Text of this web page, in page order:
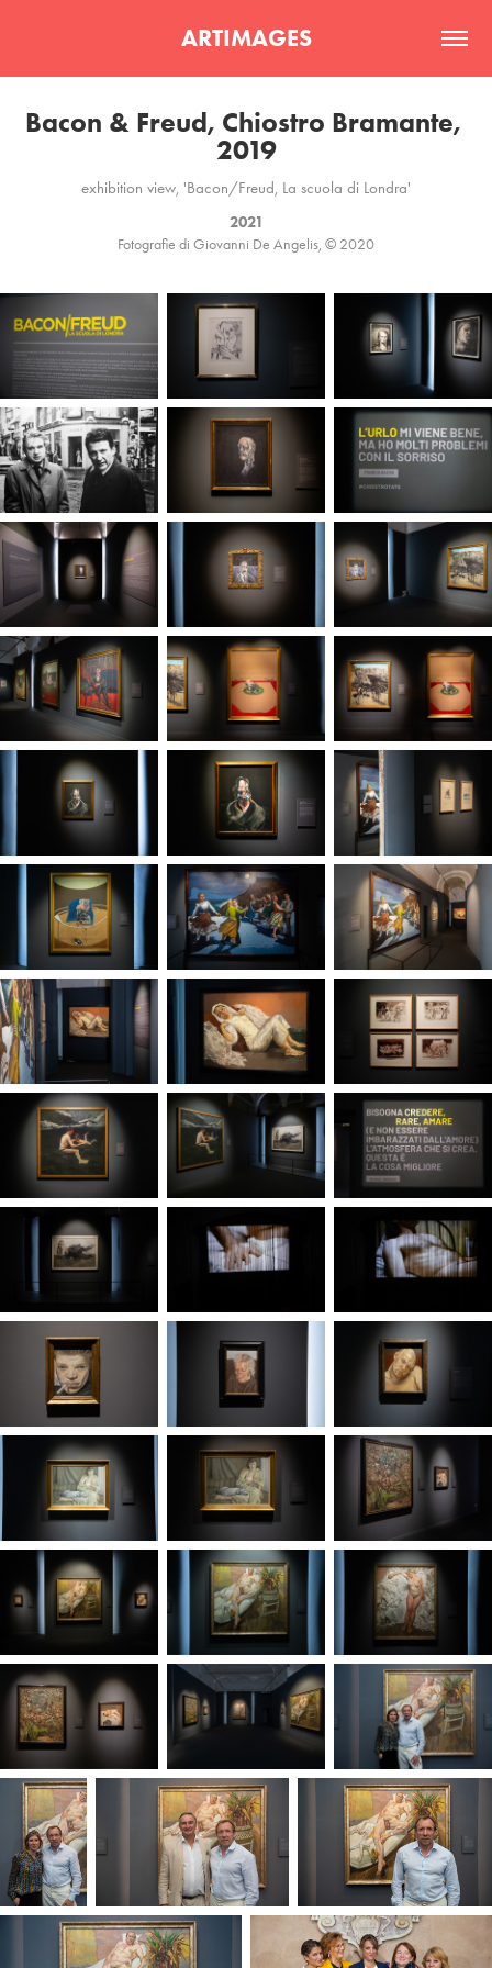
ARTIMAGES
Bacon & Freud, Chiostro Bramante,
2019
exhibition view, 'Bacon/Freud, La scuola di Londra'
2021
Fotografie di Giovanni De Angelis, © 2020